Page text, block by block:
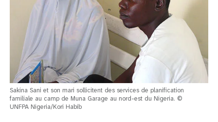
Sakina Sani et son mari sollicitent des services de planification
familiale au camp de Muna Garage au nord-est du Nigeria. ©
UNFPA Nigeria/Kori Habib